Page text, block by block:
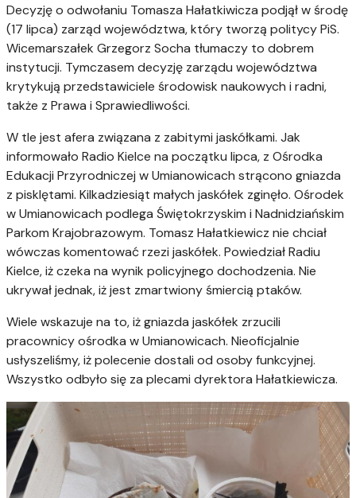
Decyzję o odwołaniu Tomasza Hałatkiwicza podjął w środę
(17 lipca) zarząd województwa, który tworzą politycy PiS.
Wicemarszałek Grzegorz Socha tłumaczy to dobrem
instytucji. Tymczasem decyzję zarządu województwa
krytykują przedstawiciele środowisk naukowych i radni,
także z Prawa i Sprawiedliwości.
W tle jest afera związana z zabitymi jaskółkami. Jak
informowało Radio Kielce na początku lipca, z Ośrodka
Edukacji Przyrodniczej w Umianowicach strącono gniazda
z pisklętami. Kilkadziesiąt małych jaskółek zginęło. Ośrodek
w Umianowicach podlega Świętokrzyskim i Nadnidziańskim
Parkom Krajobrazowym. Tomasz Hałatkiewicz nie chciał
wówczas komentować rzezi jaskółek. Powiedział Radiu
Kielce, iż czeka na wynik policyjnego dochodzenia. Nie
ukrywał jednak, iż jest zmartwiony śmiercią ptaków.
Wiele wskazuje na to, iż gniazda jaskółek zrzucili
pracownicy ośrodka w Umianowicach. Nieoficjalnie
usłyszeliśmy, iż polecenie dostali od osoby funkcyjnej.
Wszystko odbyło się za plecami dyrektora Hałatkiewicza.